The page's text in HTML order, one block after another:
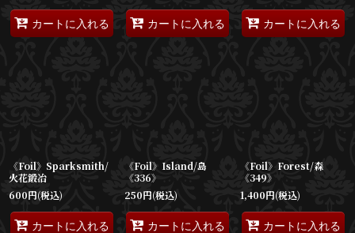
カートに入れる カートに入れる カートに入れる
《Foil》Sparksmith/
火花鍛冶
600円(税込)
カートに入れる
《Foil》Island/島
《336》
250円(税込)
カートに入れる
《Foil》Forest/森
《349》
1,400円(税込)
カートに入れる